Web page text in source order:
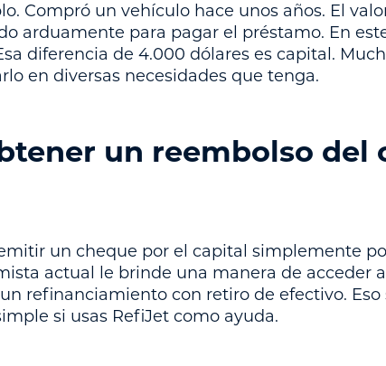
Compró un vehículo hace unos años. El
arduamente para pagar el préstamo. En
diferencia de 4.000 dólares es capital.
en diversas necesidades que tenga.
un reembolso del
un cheque por el capital simplemente
actual le brinde una manera de acceder a
refinanciamiento con retiro de efectivo. Eso
si usas RefiJet como ayuda.